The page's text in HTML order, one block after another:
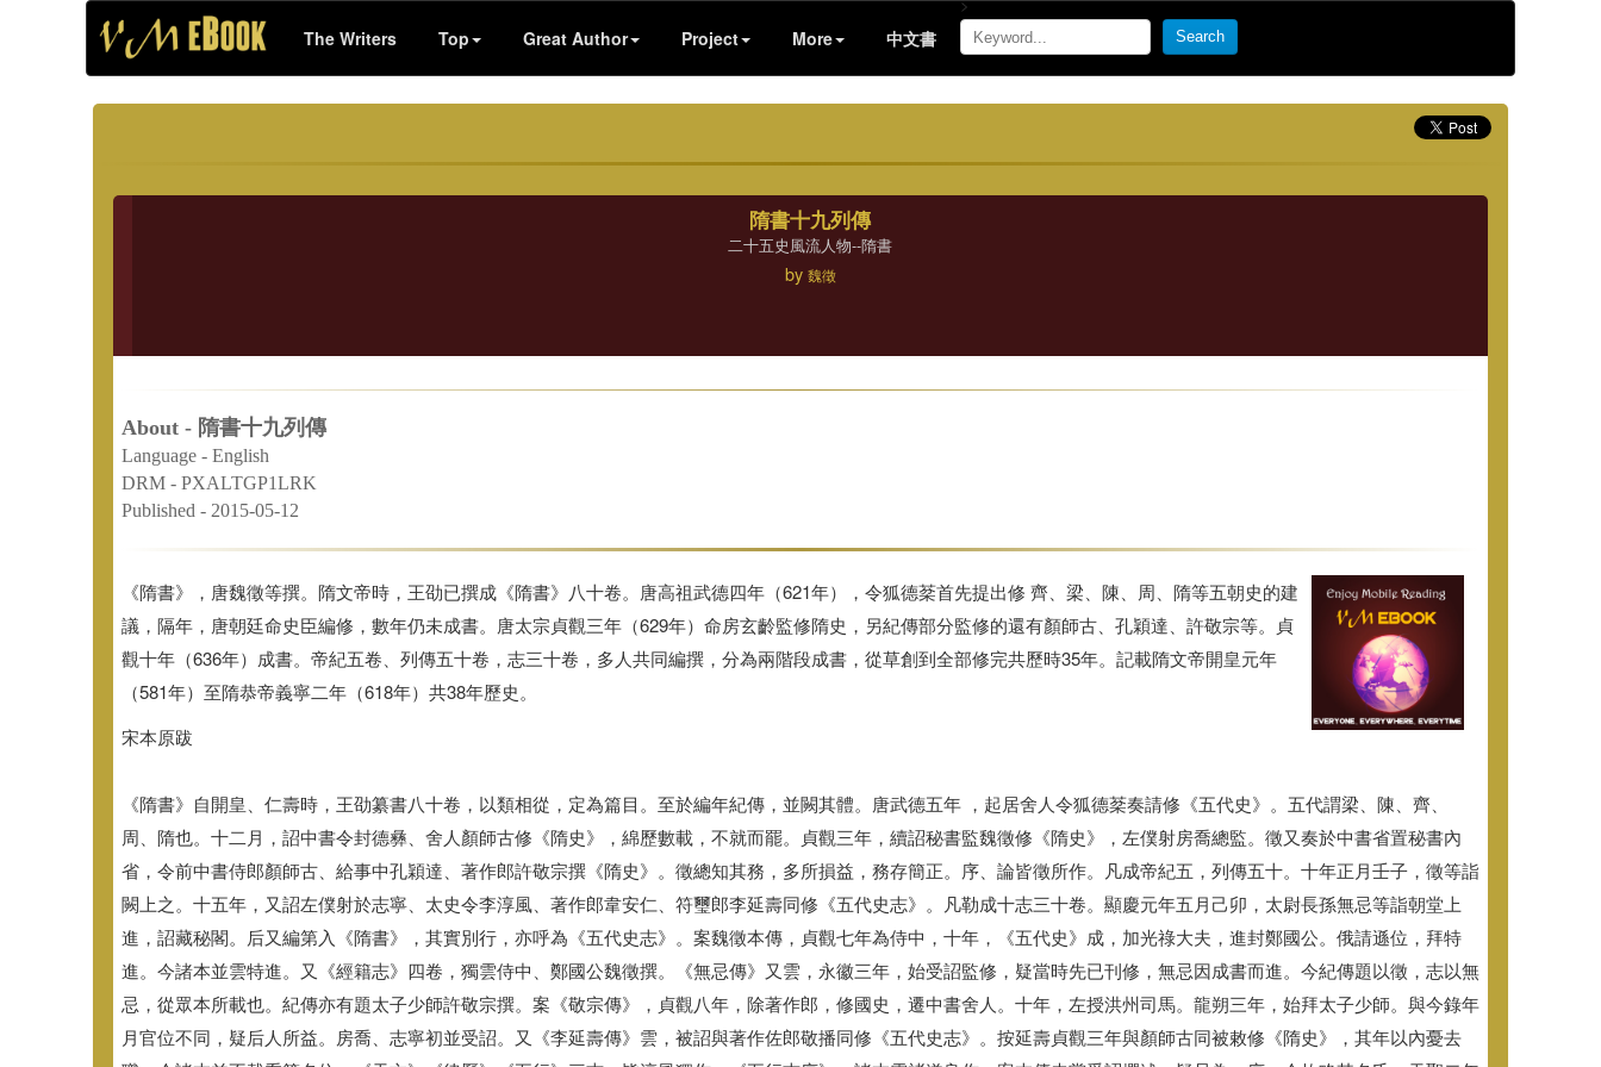
The Writers Top Great Author Project More 中文書
隋書十九列傳
二十五史風流人物--隋書
by 魏徵
About - 隋書十九列傳
Language - English
DRM - PXALTGP1LRK
Published - 2015-05-12
《隋書》，唐魏徵等撰。隋文帝時，王劭已撰成《隋書》八十卷。
唐高祖武德四年（621年），令狐德棻首先提出修 齊、梁、陳、周、隋等五朝史的建
議，隔年，唐朝廷命史臣編修， 數年仍未成書。唐太宗貞觀三年（629年）命房玄齡監修隋史， 另紀傳部分監修的還有顏師古、孔穎達、許敬宗等。貞
觀十年（636年）成書。帝紀五卷、列傳五十卷，志三十卷， 多人共同編撰，分為兩階段成書，從草創到全部修完共歷時35年。 記載隋文帝開皇元年
（581年）至隋恭帝義寧二年（618年） 共38年歷史。
宋本原跋
《隋書》自開皇、仁壽時，王劭纂書八十卷，以類相從，定為篇目。 至於編年紀傳，並闕其體。唐武德五年 ，起居舍人令狐德棻奏請修《五代史》。五代謂梁、陳、齊、
周、 隋也。十二月，詔中書令封德彝、舍人顏師古修《隋史》， 綿歷數載，不就而罷。貞觀三年，續詔秘書監魏徵修《隋史》， 左僕射房喬總監。徵又奏於中書省置秘書內
省， 令前中書侍郎顏師古、給事中孔穎達、著作郎許敬宗撰《隋史》。 徵總知其務，多所損益，務存簡正。序、論皆徵所作。凡成帝紀五， 列傳五十。十年正月壬子，徵等詣
闕上之。十五年， 又詔左僕射於志寧、太史令李淳風、著作郎韋安仁、 符璽郎李延壽同修《五代史志》。凡勒成十志三十卷。 顯慶元年五月己卯，太尉長孫無忌等詣朝堂上
進，詔藏秘閣。
后又編第入《隋書》，其實別行，亦呼為《五代史志》。 案魏徵本傳，貞觀七年為侍中，十年，《五代史》成，加光祿大夫， 進封鄭國公。俄請遜位，拜特
進。今諸本並雲特進。又《經籍志》 四卷，獨雲侍中、鄭國公魏徵撰。《無忌傳》又雲，永徽三年， 始受詔監修，疑當時先已刊修，無忌因成書而進。今紀傳題以徵， 志以無
忌，從眾本所載也。紀傳亦有題太子少師許敬宗撰。案《敬宗傳》，貞觀八年，除著作郎，修國史，遷中書舍人。十年， 左授洪州司馬。龍朔三年，始拜太子少師。與今錄年
月官位不同， 疑后人所益。房喬、志寧初並受詔。又《李延壽傳》雲， 被詔與著作佐郎敬播同修《五代史志》。 按延壽貞觀三年與顏師古同被敕修《隋史》，其年以內憂去